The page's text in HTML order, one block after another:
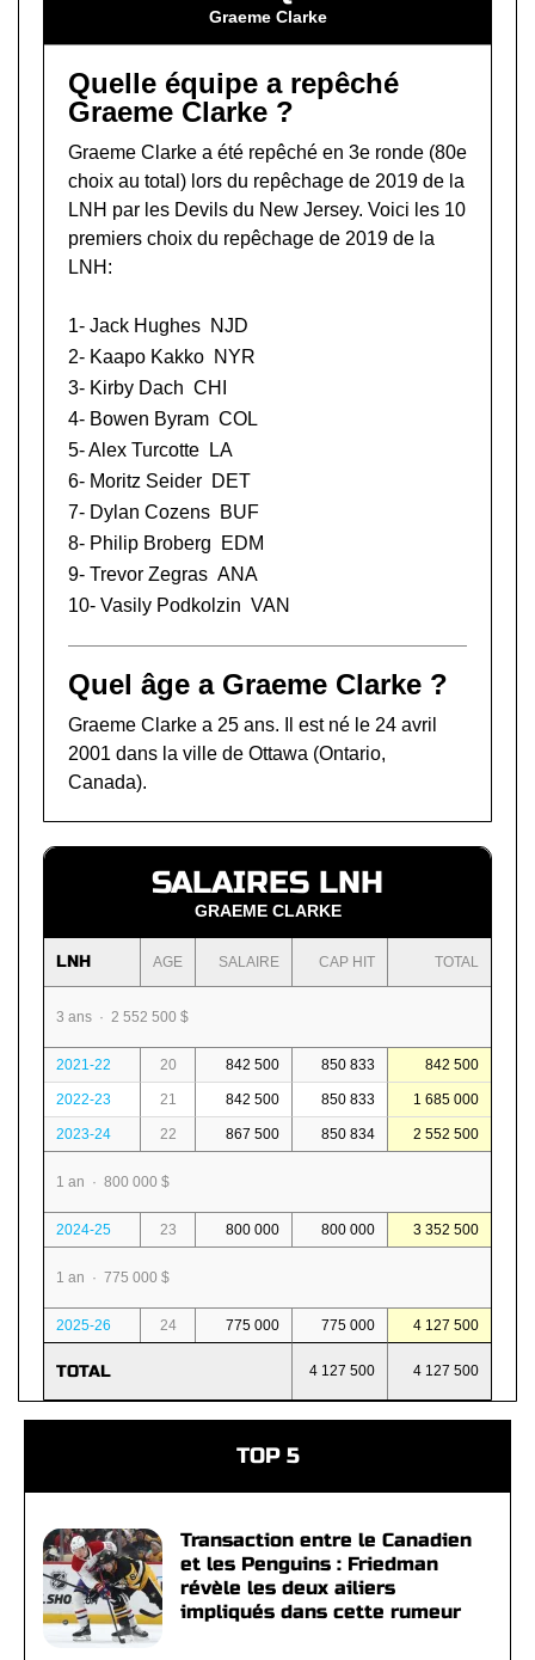
Graeme Clarke
Quelle équipe a repêché
Graeme Clarke ?
Graeme Clarke a été repêché en 3e ronde (80e
choix au total) lors du repêchage de 2019 de la
LNH par les Devils du New Jersey. Voici les 10
premiers choix du repêchage de 2019 de la
LNH:
1- Jack Hughes NJD
2- Kaapo Kakko NYR
3- Kirby Dach CHI
4- Bowen Byram COL
5-Alex Turcotte
LA
6- Moritz Seider DET
7- Dylan Cozens BUF
8- Philip Broberg
EDM
9- Trevor Zegras ANA
10- Vasily Podkolzin VAN
Quel âge a Graeme Clarke ?
Graeme Clarke a 25 ans. Il est né le 24 avril
2001 dans la ville de Ottawa (Ontario,
Canada).
SALAIRES LNH
GRAEME CLARKE
LNH AGE SALAIRE CAP HIT TOTAL
3 ans · 2 552 500 $
2021-22 20 842 500 850 833 842 500
2022-23 21 842 500 850 833 1 685 000
2023-24 22 867 500 850 834 2 552 500
1 an · 800 000 $
2024-25 23 800 000 800 000 3 352 500
1 an · 775 000 $
2025-26 24 775 000 775 000 4 127 500
TOTAL 4 127 500 4 127 500
TOP 5
Transaction entre le Canadien
et les Penguins : Friedman
révèle les deux ailiers
impliqués dans cette rumeur